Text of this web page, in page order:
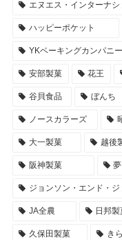
エヌエス・インターナシ
ハッピーポケット
YKベーキングカンパニー
安部製菓 花王
谷貝食品 ぼんち
ノースカラーズ
大一製菓 越後
阪神製菓
ジョンソン・エンド・ジ
JA全農 日邦製
久保田製菓 き